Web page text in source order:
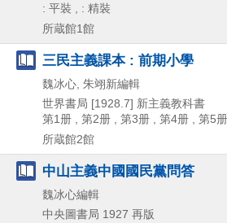
: 平裝 , : 精裝
所蔵館1館
三民主義課本 : 前期小學
魏冰心, 朱翊新編輯
世界書局 [1928.7] 新主義教科書
第1册 , 第2册 , 第3册 , 第4册 , 第5
所蔵館2館
中山主義中國國民黨問答
魏冰心編輯
中央圖書局 1927 再版